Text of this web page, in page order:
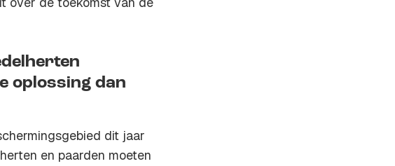
oplossing dan
dit jaar
en paarden moeten